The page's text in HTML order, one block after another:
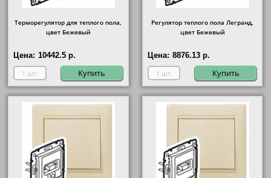
Терморегулятор для теплого пола,
цвет Бежевый
Цена: 10442.5 р.
Купить
Регулятор теплого пола Легранд,
цвет Бежевый
Цена: 8876.13 р.
Купить